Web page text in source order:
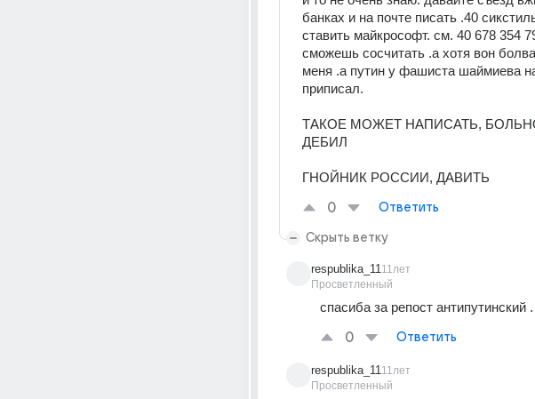
банках и на почте писать .40
ставить майкрософт. см. 40 678 354
сможешь сосчитать .а хотя вон
меня .а путин у фашиста шаймиева
приписал.
ТАКОЕ МОЖЕТ НАПИСАТЬ,
ДЕБИЛ
ГНОЙНИК РОССИИ, ДАВИТЬ
0 Ответить
Скрыть ветку
respublika_11
Просветленный
11лет
спасиба за репост антипутинский
0 Ответить
respublika_11
Просветленный
11лет